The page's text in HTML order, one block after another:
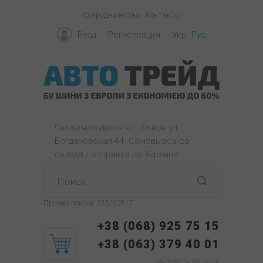
Сотрудничество Контакты
Вход Регистрация Укр Рус
Склад находится в г. Львов ул
Богдановская 44. Самовывоз со
склада / отправка по Украине
Пример поиска: 225/60R17
+38 (068) 925 75 15
+38 (063) 379 40 01